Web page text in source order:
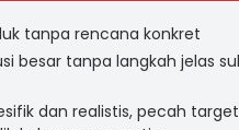
tanpa rencana konkret
besar tanpa langkah jelas
dan realistis, pecah